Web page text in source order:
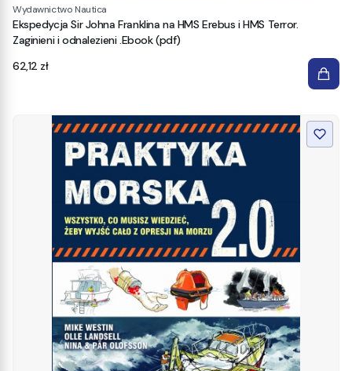
Wydawnictwo Nautica
Ekspedycja Sir Johna Franklina na HMS Erebus i HMS Terror.
Zaginieni i odnalezieni .Ebook (pdf)
Cena
62,12 zł